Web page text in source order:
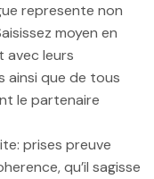
represente non
moyen en
avec leurs
ainsi que de tous
le partenaire
prises preuve
qu’il sagisse